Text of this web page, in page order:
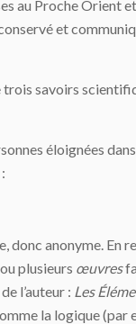
au Proche Orient
et
trois savoirs
éloignées dans
anonyme. En
plusieurs œuvres
l’auteur : Les
la logique (par